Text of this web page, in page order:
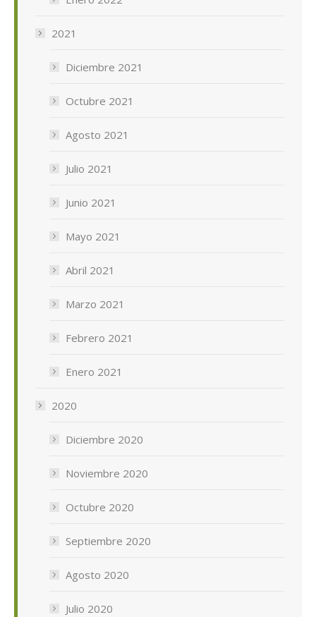
2021
Diciembre 2021
Octubre 2021
Agosto 2021
Julio 2021
Junio 2021
Mayo 2021
Abril 2021
Marzo 2021
Febrero 2021
Enero 2021
2020
Diciembre 2020
Noviembre 2020
Octubre 2020
Septiembre 2020
Agosto 2020
Julio 2020